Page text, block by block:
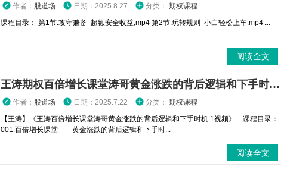
作者： 股道场 日期：2025.8.27 分类： 期权课程
课程目录： 第1节:攻守兼备 超额安全收益,mp4 第2节:玩转规则 小白轻松上车.mp4 ...
阅读全文
王涛期权百倍增长课堂涛哥黄金涨跌的背后逻辑和下手时机 1视频
作者： 股道场 日期：2025.7.22 分类： 期权课程
【王涛】《王涛百倍增长课堂涛哥黄金涨跌的背后逻辑和下手时机 1视频》 课程目录：
001.百倍增长课堂——黄金涨跌的背后逻辑和下手时...
阅读全文